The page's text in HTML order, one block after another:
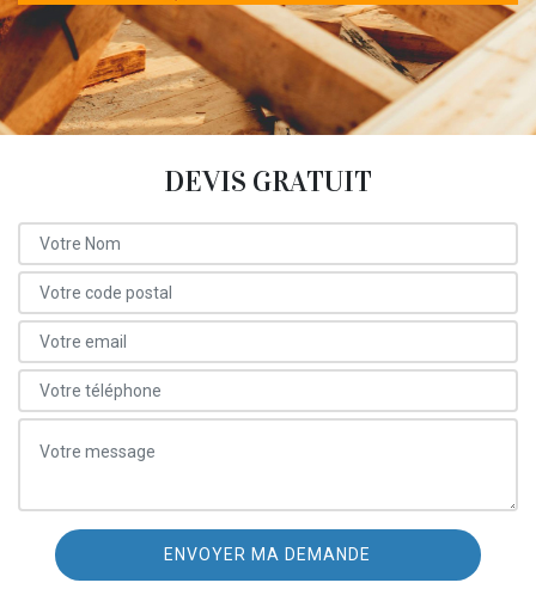
DEVIS GRATUIT